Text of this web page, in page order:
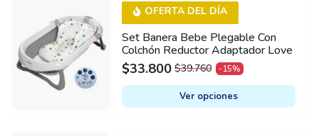
Set Banera Bebe Plegable Con
Colchón Reductor Adaptador Love
OFERTA DEL DÍA
$39.760
ORIGINAL
PRICE
WAS:
$33.800
CURRENT
PRICE
IS:
-15%
Ver opciones
This
product
has
multiple
variants.